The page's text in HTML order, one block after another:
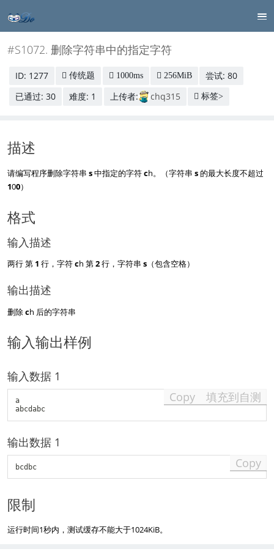
#S1072. 删除字符串中的指定字符
ID: 1277 传统题 1000ms 256MiB
尝试: 80
已通过: 30
难度: 1 上传者: chq315 标签>
描述
请编写程序删除字符串s中指定的字符ch。（字符串s的最大长度不超过
100）
格式
输入描述
两行 第 1 行，字符ch 第2行，字符串s （包含空格）
输出描述
删除ch 后的字符串
输入输出样例
输入数据 1
a
abcdabc
Copy 填充到自测
输出数据 1
bcdbc Copy
限制
运行时间1秒内，测试缓存不能大于1024KiB。